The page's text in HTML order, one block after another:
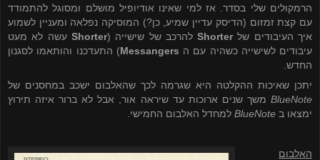
הרמקולים שלי בסדר. אז למי שאינו אודיופיל מושלם ומסוגל להתמודד
עם קצת זמזום (הדיסק עדיין שמיע, כן?) המוסיקה נפלאה ומעניין לשמוע
איך העיבודים שלShorterלהרכב של שישייה (Shorter עשה לא מעט
עיבודים לשישייה כשהיה עם ה Messangers) התעדכנו והותאמו לסגנון
החדש.
יתכן שאיכות ההקלטה היא שגרמה לכך שהאלבום ישכב במחסנים של
BlueNote משך שנים ארוכות עד שיראה אור, אבל לא ברור איזה תירוץ
ימצאו ב BlueNote למחדל האלבום החמישי.
האלבום